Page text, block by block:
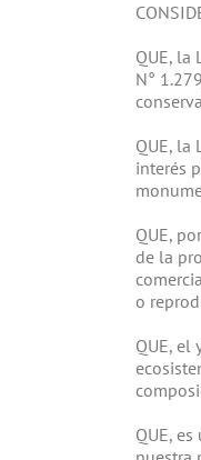
QUE, la
N°
QUE, la
interés
QUE,
de la
o
QUE, el
QUE,